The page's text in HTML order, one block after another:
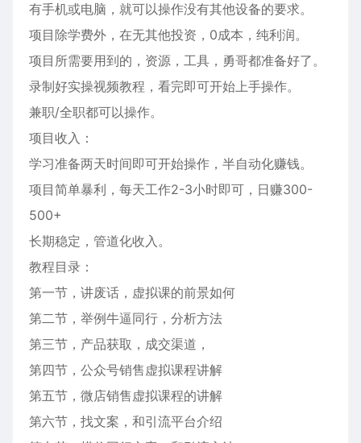
有手机或电脑，就可以操作没有其他设备的要求。
项目除学费外，在无其他投资，0成本，纯利润。
项目所需要用到的，资源，工具，勇哥都准备好了。
录制好实操视频教程，看完即可开始上手操作。
兼职/全职都可以操作。
项目收入：
学习准备两天时间即可开始操作，半自动化赚钱。
项目简单暴利，每天工作2-3小时即可，日赚300-
500+
长期稳定，管道化收入。
教程目录：
第一节，讲废话，虚拟课的前景如何
第二节，举例牛逼同行，分析方法
第三节，产品获取，成交渠道，
第四节，公众号销售虚拟课程讲解
第五节，微店销售虚拟课程的讲解
第六节，找文案，和引流平台介绍